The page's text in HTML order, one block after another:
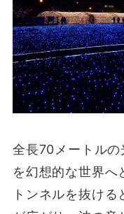
全長70メートルの
を幻想的な世界へ
トンネルを抜け